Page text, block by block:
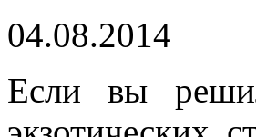
04.08.2014
Если вы